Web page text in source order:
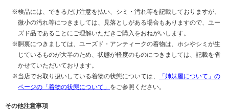
検品には、できるだけ注意を払い、シミ・汚れ等を記載しておりますが、
微小の汚れ等につきましては、見落としがある場合もありますので、ユー
ズド品であることにご理解いただきご購入をおねがいします。
胴裏につきましては、ユーズド・アンティークの着物は、ホシやシミが生
じているものが大半のため、状態が軽度のものにつきましては、記載を省
かせていただいております。
当店でお取り扱いしている着物の状態については、
「姉妹屋について」の
ページの「着物の状態について」 をご参照ください。
その他注意事項